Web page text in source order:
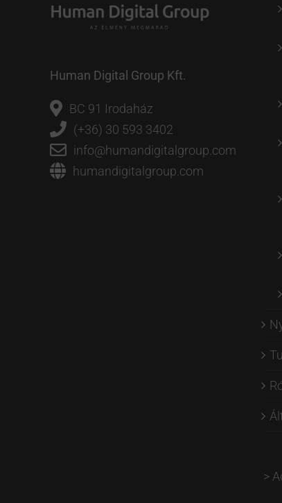
Human Digital Group Kft.
BC 91 Irodaház
(+36) 30 593 3402
info@humandigitalgroup.com
humandigitalgroup.com
>